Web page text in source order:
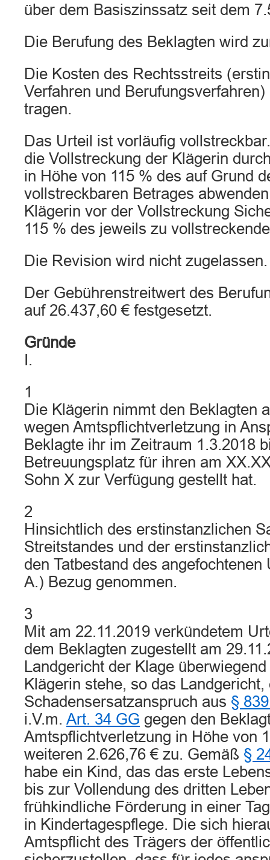
über dem Basiszinssatz seit dem
Die Berufung des Beklagten wird
Die Kosten des Rechtsstreits
Verfahren und
tragen.
Das Urteil ist vorläufig
die Vollstreckung der Klägerin
in Höhe von 115 % des auf Grund
vollstreckbaren Betrages
Klägerin vor der Vollstreckung
115 % des jeweils zu
Die Revision wird nicht zugelassen.
Der Gebührenstreitwert des
auf 26.437,60 € festgesetzt.
Gründe
I.
1
Die Klägerin nimmt den Beklagten
wegen Amtspflichtverletzung in
Beklagte ihr im Zeitraum 1.3.2018
Betreuungsplatz für ihren am
Sohn X zur Verfügung gestellt hat.
2
Hinsichtlich des erstinstanzlichen
Streitstandes und der
den Tatbestand des
A.) Bezug genommen.
3
Mit am 22.11.2019 verkündetem
dem Beklagten zugestellt am
Landgericht der Klage
Klägerin stehe, so das Landgericht,
Schadensersatzanspruch aus §
i.V.m. Art. 34 GG gegen den
Amtspflichtverletzung in Höhe von
weiteren 2.626,76 € zu. Gemäß §
habe ein Kind, das das erste
bis zur Vollendung des dritten
frühkindliche Förderung in einer
in Kindertagespflege. Die sich
Amtspflicht des Trägers der